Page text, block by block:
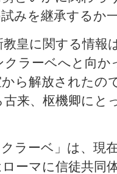
みを継承するか
皇に関する情報
ラーベへと向
ら解放されたの
来、枢機卿にと
ラーベ」は、現
ーマに信徒共同